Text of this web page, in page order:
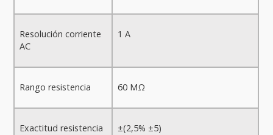
Resolución corriente
AC
1 A
Rango resistencia 60 MΩ
Exactitud resistencia ±(2,5% ±5)